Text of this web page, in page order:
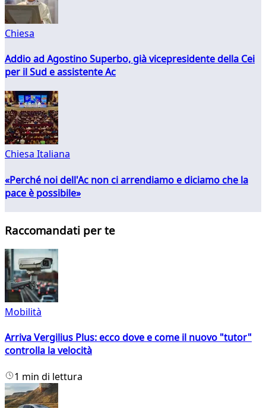
Chiesa
Addio ad Agostino Superbo, già vicepresidente della Cei
per il Sud e assistente Ac
Chiesa Italiana
«Perché noi dell'Ac non ci arrendiamo e diciamo che la
pace è possibile»
Raccomandati per te
Mobilità
Arriva Vergilius Plus: ecco dove e come il nuovo "tutor"
controlla la velocità
1 min di lettura